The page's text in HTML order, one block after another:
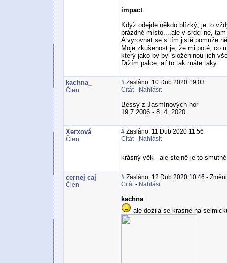
impact
Když odejde někdo blízký, je to
prázdné místo....ale v srdci ne,
A vyrovnat se s tím jistě pomůže
Moje zkušenost je, že mi poté, co
který jako by byl složeninou jich
Držím palce, ať to tak máte taky
kachna_
Člen
# Zasláno: 10 Dub 2020 19:03
Citát- Nahlásit
Bessy z Jasmínových hor
19.7.2006 - 8. 4. 2020
Xerxová
Člen
# Zasláno: 11 Dub 2020 11:56
Citát- Nahlásit
krásný věk - ale stejně je to
cernej caj
Člen
# Zasláno: 12 Dub 2020 10:46 -
Citát- Nahlásit
kachna_
ale dozila se krasne na